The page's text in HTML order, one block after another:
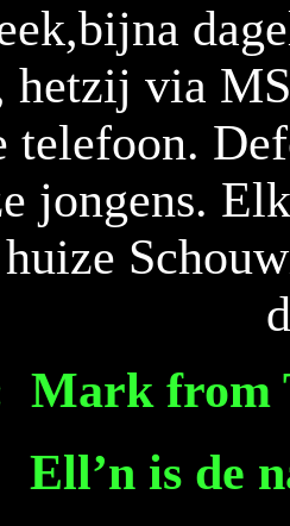
hetzij via
telefoon.
jongens.
Mark
de